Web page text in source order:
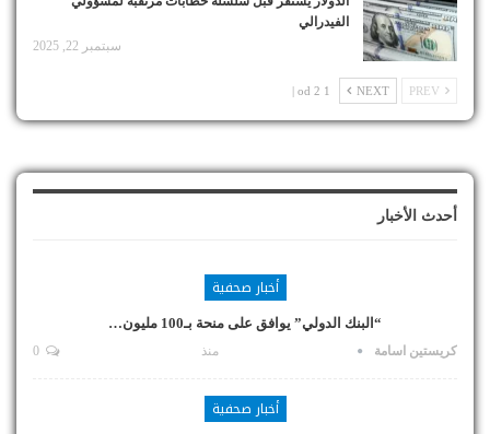
الفيدرالي
سبتمبر 22, 2025
NEXT
1 od 2 |
أحدث الأخبار
أخبار صحفية
“البنك الدولي” يوافق على منحة بـ100 مليون…
كريستين اسامة منذ
أخبار صحفية